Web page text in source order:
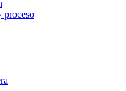
proceso